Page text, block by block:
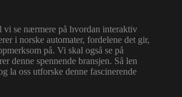
vi se nærmere på hvordan interaktiv
i norske automater, fordelene det gir,
på. Vi skal også se på
denne spennende bransjen. Så len
la oss utforske denne fascinerende